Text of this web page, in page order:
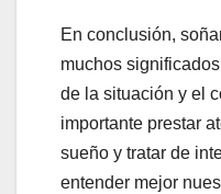
En conclusión,
muchos
de la situación y el
importante prestar
sueño y tratar de
entender mejor